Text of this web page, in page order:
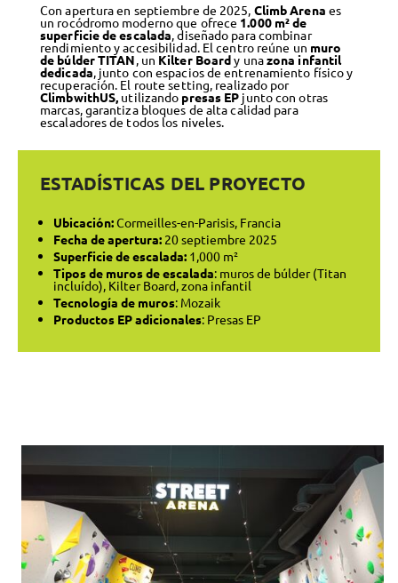
Con apertura en septiembre de 2025, Climb Arena es
un rocódromo moderno que ofrece 1.000 m² de
superficie de escalada, diseñado para combinar
rendimiento y accesibilidad. El centro reúne un muro
de búlder TITAN, un Kilter Boardy unazona infantil
dedicada, junto con espacios de entrenamiento físico y
recuperación. El route setting, realizado por
ClimbwithUS, utilizando presas EP junto con otras
marcas, garantiza bloques de alta calidad para
escaladores de todos los niveles.
ESTADÍSTICAS DEL PROYECTO
Ubicación:Cormeilles-en-Parisis, Francia
Fecha de apertura: 20 septiembre 2025
Superficie de escalada: 1,000 m²
Tipos de muros de escalada: muros de búlder (Titan
incluído), Kilter Board, zona infantil
Tecnología de muros: Mozaik
Productos EP adicionales: Presas EP